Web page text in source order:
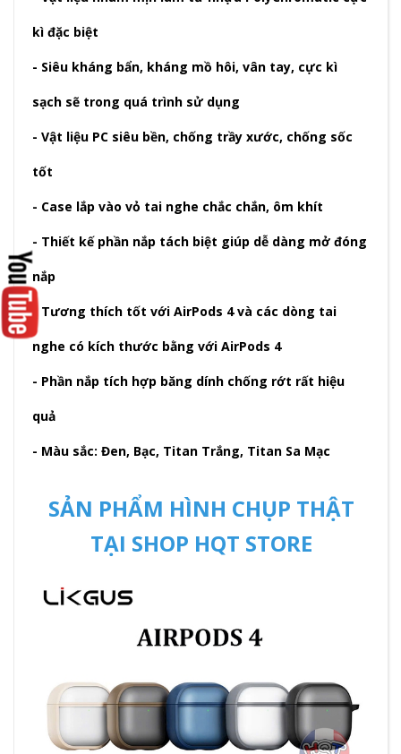
kì đặc biệt
- Siêu kháng bẩn, kháng mồ hôi, vân tay, cực kì
sạch sẽ trong quá trình sử dụng
- Vật liệu PC siêu bền, chống trầy xước, chống sốc
tốt
- Case lắp vào vỏ tai nghe chắc chắn, ôm khít
- Thiết kế phần nắp tách biệt giúp dễ dàng mở đóng
nắp
- Tương thích tốt với AirPods 4 và các dòng tai
nghe có kích thước bằng với AirPods 4
- Phần nắp tích hợp băng dính chống rớt rất hiệu
quả
- Màu sắc: Đen, Bạc, Titan Trắng, Titan Sa Mạc
SẢN PHẨM HÌNH CHỤP THẬT
TẠI SHOP HQT STORE